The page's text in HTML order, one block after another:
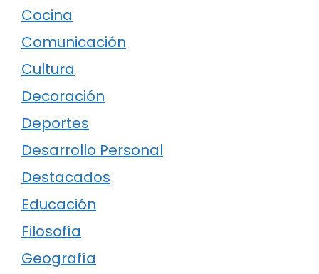
Cocina
Comunicación
Cultura
Decoración
Deportes
Desarrollo Personal
Destacados
Educación
Filosofía
Geografía